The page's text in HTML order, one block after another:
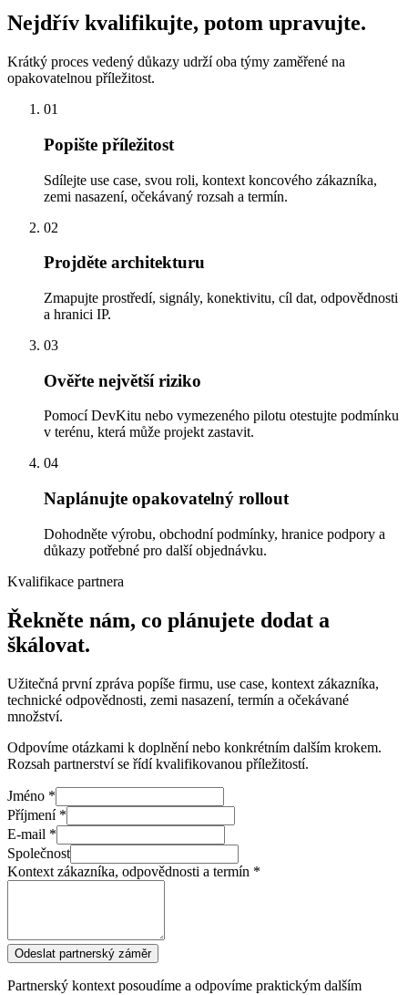
Nejdřív kvalifikujte, potom upravujte.
Krátký proces vedený důkazy udrží oba týmy zaměřené na
opakovatelnou příležitost.
01
Popište příležitost
Sdílejte use case, svou roli, kontext koncového zákazníka,
zemi nasazení, očekávaný rozsah a termín.
02
Projděte architekturu
Zmapujte prostředí, signály, konektivitu, cíl dat, odpovědnosti
a hranici IP.
03
Ověřte největší riziko
Pomocí DevKitu nebo vymezeného pilotu otestujte podmínku
v terénu, která může projekt zastavit.
04
Naplánujte opakovatelný rollout
Dohodněte výrobu, obchodní podmínky, hranice podpory a
důkazy potřebné pro další objednávku.
Kvalifikace partnera
Řekněte nám, co plánujete dodat a
škálovat.
Užitečná první zpráva popíše firmu, use case, kontext zákazníka,
technické odpovědnosti, zemi nasazení, termín a očekávané
množství.
Odpovíme otázkami k doplnění nebo konkrétním dalším krokem.
Rozsah partnerství se řídí kvalifikovanou příležitostí.
Jméno *
Příjmení *
E‑mail *
Společnost
Kontext zákazníka, odpovědnosti a termín *
Odeslat partnerský záměr
Partnerský kontext posoudíme a odpovíme praktickým dalším